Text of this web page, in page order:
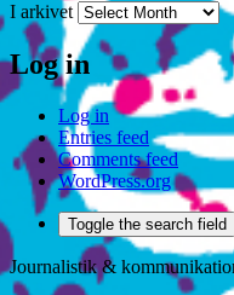
I arkivet
Log in
Log in
Entries feed
Comments feed
WordPress.org
Toggle the search field
Journalistik &